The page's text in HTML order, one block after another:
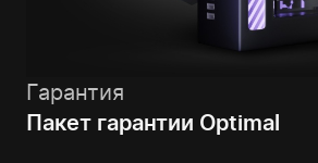
Гарантия
Пакет гарантии Optimal